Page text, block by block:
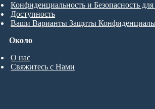
Около
О нас
Свяжитесь с Нами
Конфиденциальность и Безопасность
Доступность
Ваши Варианты Защиты